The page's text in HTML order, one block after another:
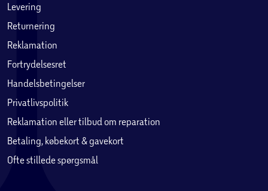
Levering
Returnering
Reklamation
Fortrydelsesret
Handelsbetingelser
Privatlivspolitik
Reklamation eller tilbud om reparation
Betaling, købekort & gavekort
Ofte stillede spørgsmål